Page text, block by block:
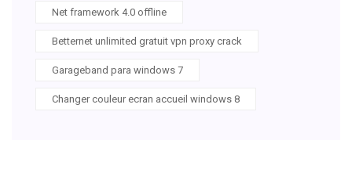
Net framework 4.0 offline
Betternet unlimited gratuit vpn proxy crack
Garageband para windows 7
Changer couleur ecran accueil windows 8